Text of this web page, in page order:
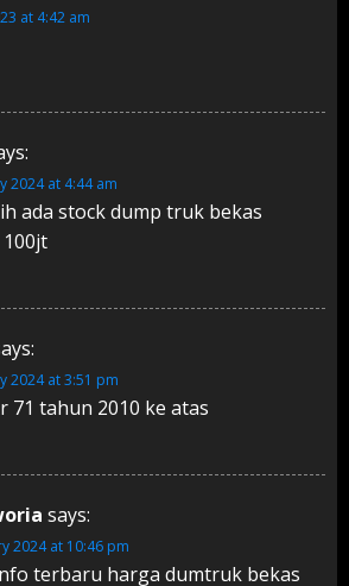
at 4:42 am
2024 at 4:44 am
ada stock dump truk bekas
2024 at 3:51 pm
71 tahun 2010 ke atas
says:
2024 at 10:46 pm
terbaru harga dumtruk bekas